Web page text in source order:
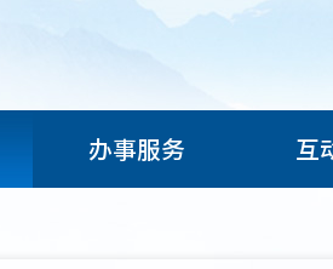
办事服务 互